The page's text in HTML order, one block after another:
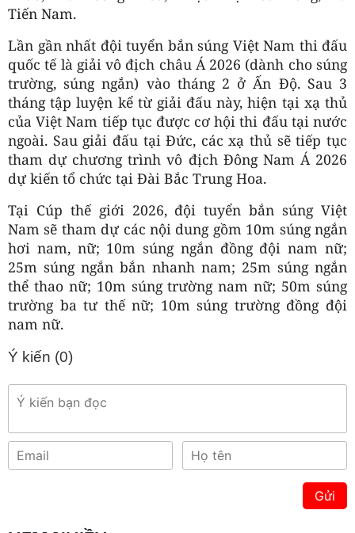
Tiến Nam.
Lần gần nhất đội tuyển bắn súng Việt Nam thi đấu
quốc tế là giải vô địch châu Á 2026 (dành cho súng
trường, súng ngắn) vào tháng 2 ở Ấn Độ. Sau 3
tháng tập luyện kể từ giải đấu này, hiện tại xạ thủ
của Việt Nam tiếp tục được cơ hội thi đấu tại nước
ngoài. Sau giải đấu tại Đức, các xạ thủ sẽ tiếp tục
tham dự chương trình vô địch Đông Nam Á 2026
dự kiến tổ chức tại Đài Bắc Trung Hoa.
Tại Cúp thế giới 2026, đội tuyển bắn súng Việt
Nam sẽ tham dự các nội dung gồm 10m súng ngắn
hơi nam, nữ; 10m súng ngắn đồng đội nam nữ;
25m súng ngắn bắn nhanh nam; 25m súng ngắn
thể thao nữ; 10m súng trường nam nữ; 50m súng
trường ba tư thế nữ; 10m súng trường đồng đội
nam nữ.
Ý kiến (0)
Gửi